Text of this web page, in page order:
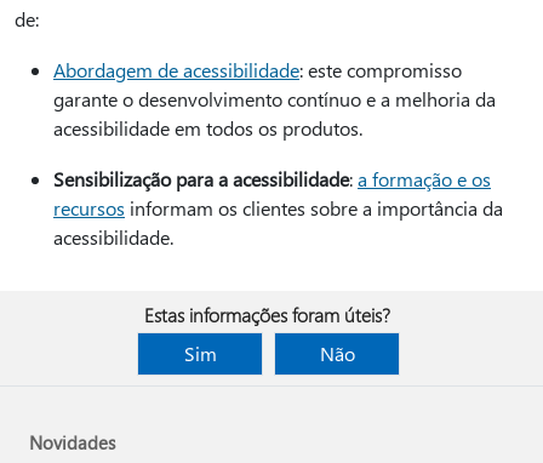
de:
Abordagem de acessibilidade: este compromisso
garante o desenvolvimento contínuo e a melhoria da
acessibilidade em todos os produtos.
Sensibilização para a acessibilidade:a formação e os
recursos informam os clientes sobre a importância da
acessibilidade.
Estas informações foram úteis?
Sim
Não
Novidades